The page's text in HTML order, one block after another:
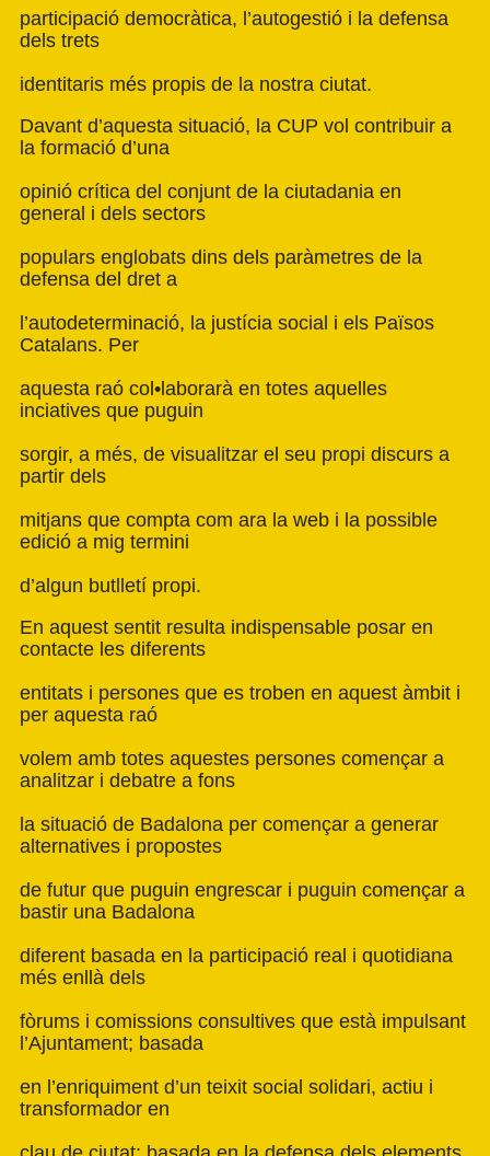
participació democràtica, l’autogestió i la defensa
dels trets
identitaris més propis de la nostra ciutat.
Davant d’aquesta situació, la CUP vol contribuir a
la formació d’una
opinió crítica del conjunt de la ciutadania en
general i dels sectors
populars englobats dins dels paràmetres de la
defensa del dret a
l’autodeterminació, la justícia social i els Països
Catalans. Per
aquesta raó col•laborarà en totes aquelles
inciatives que puguin
sorgir, a més, de visualitzar el seu propi discurs a
partir dels
mitjans que compta com ara la web i la possible
edició a mig termini
d’algun butlletí propi.
En aquest sentit resulta indispensable posar en
contacte les diferents
entitats i persones que es troben en aquest àmbit i
per aquesta raó
volem amb totes aquestes persones començar a
analitzar i debatre a fons
la situació de Badalona per començar a generar
alternatives i propostes
de futur que puguin engrescar i puguin començar a
bastir una Badalona
diferent basada en la participació real i quotidiana
més enllà dels
fòrums i comissions consultives que està impulsant
l’Ajuntament; basada
en l’enriquiment d’un teixit social solidari, actiu i
transformador en